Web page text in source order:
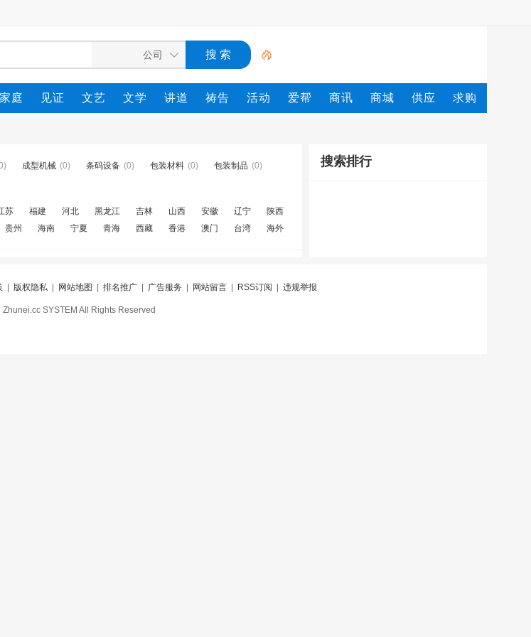
家庭 见证 文艺 文学 讲道 祷告 活动 爱帮 商讯 商城 供应 求购
成型机械 (0) 条码设备 (0) 包装材料 (0) 包装制品 (0)
苏 福建 河北 黑龙江 吉林 山西 安徽 辽宁
陕西
贵州 海南 宁夏 青海 西藏 香港 澳门 台湾 海外
搜索排行
版权隐私 网站地图 排名推广 广告服务 网站留言 RSS订阅 违规举报
SYSTEM All Rights Reserved